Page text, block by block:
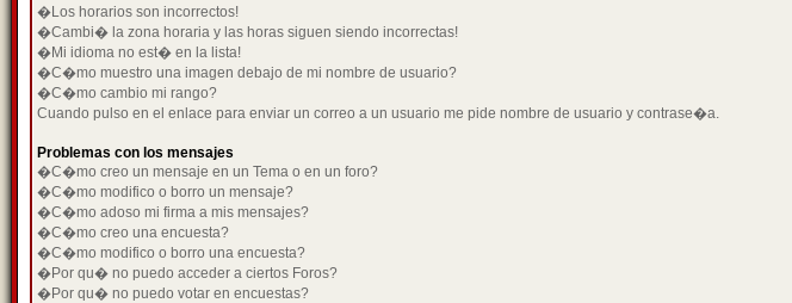
�Los horarios son incorrectos!
�Cambi� la zona horaria y las horas siguen siendo incorrectas!
�Mi idioma no est� en la lista!
�C�mo muestro una imagen debajo de mi nombre de usuario?
�C�mo cambio mi rango?
Cuando pulso en el enlace para enviar un correo a un usuario me pide nombre de usuario y contrase�a.
Problemas con los mensajes
�C�mo creo un mensaje en un Tema o en un foro?
�C�mo modifico o borro un mensaje?
�C�mo adoso mi firma a mis mensajes?
�C�mo creo una encuesta?
�C�mo modifico o borro una encuesta?
�Por qu� no puedo acceder a ciertos Foros?
�Por qu� no puedo votar en encuestas?